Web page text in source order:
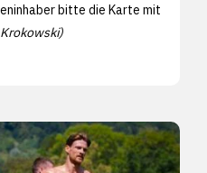
bitte die Karte mit